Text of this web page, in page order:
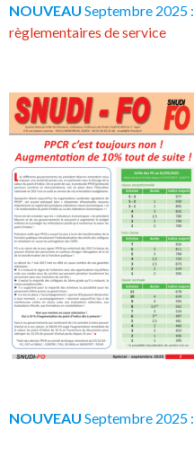
NOUVEAU Septembre 2025 :
règlementaires de service
NOUVEAU Septembre 2025 :